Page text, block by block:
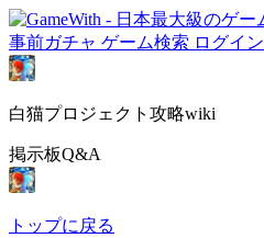
事前ガチャ ゲーム検索 ログイン
白猫プロジェクト攻略wiki
掲示板Q&A
トップに戻る